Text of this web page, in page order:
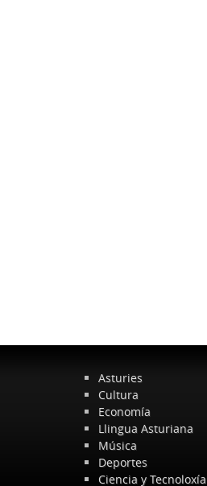
Asturies
Cultura
Economía
Llingua Asturiana
Música
Deportes
Ciencia y Tecnoloxía